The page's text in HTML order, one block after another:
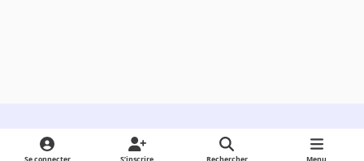
Light ModeDark ModeSystem Preference